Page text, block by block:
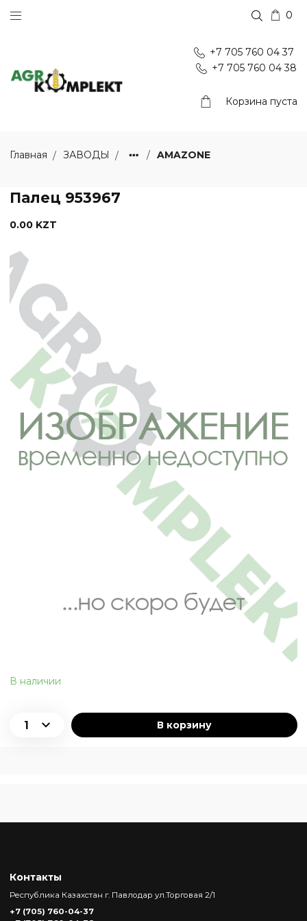
0
+7 705 760 04 37
+7 705 760 04 38
Корзина пуста
Главная ЗАВОДЫ AMAZONE
Палец 953967
В наличии
0.00 KZT
В корзину
Контакты
Республика Казахстан г. Павлодар ул.Торговая 2/1
+7 (705) 760-04-37